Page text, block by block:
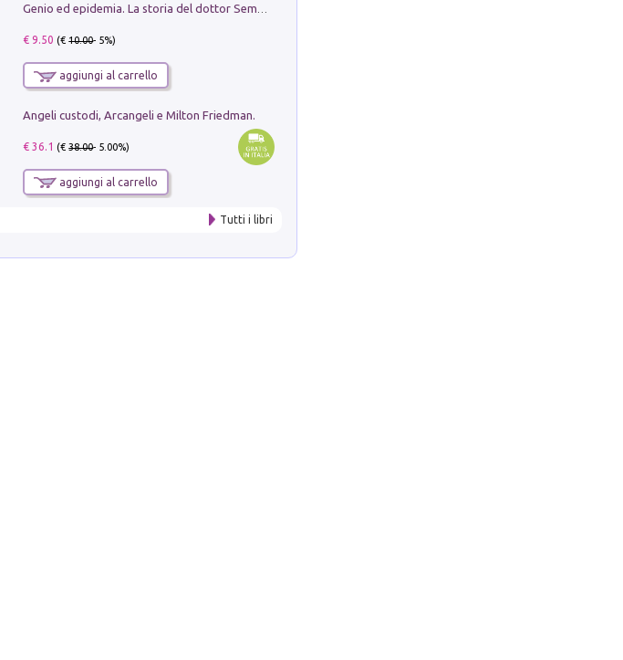
€ 9.50 (€10.00- 5%)
aggiungi al carrello
Angeli custodi, Arcangeli e Milton Friedman.
€ 36.1 (€38.00- 5.00%)
aggiungi al carrello
Tutti i libri